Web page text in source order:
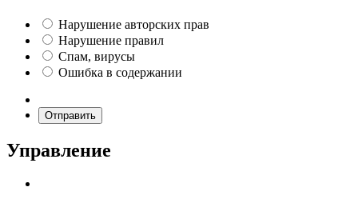
Нарушение авторских прав
Нарушение правил
Спам, вирусы
Ошибка в содержании
Отправить
Управление